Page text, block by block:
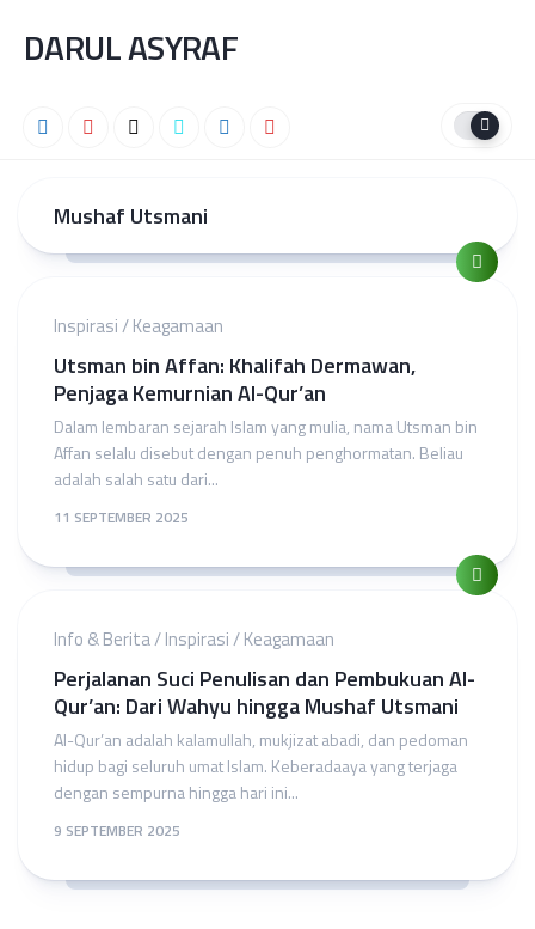
content
DARUL ASYRAF
Mushaf Utsmani
Inspirasi/Keagamaan
Utsman bin Affan: Khalifah Dermawan,
Penjaga Kemurnian Al-Qur’an
Dalam lembaran sejarah Islam yang mulia, nama Utsman bin
Affan selalu disebut dengan penuh penghormatan. Beliau
adalah salah satu dari...
11 SEPTEMBER 2025
Info & Berita/Inspirasi/Keagamaan
Perjalanan Suci Penulisan dan Pembukuan Al-
Qur’an: Dari Wahyu hingga Mushaf Utsmani
Al-Qur’an adalah kalamullah, mukjizat abadi, dan pedoman
hidup bagi seluruh umat Islam. Keberadaaya yang terjaga
dengan sempurna hingga hari ini...
9 SEPTEMBER 2025